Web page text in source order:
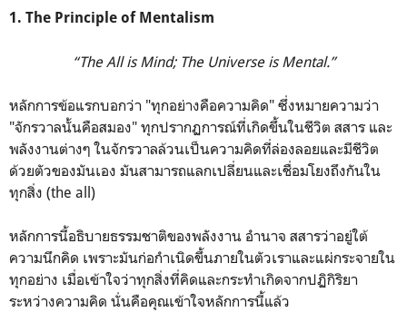
1. The Principle of Mentalism
“The All is Mind; The Universe is Mental.”
หลักการข้อแรกบอกว่า "ทุกอย่างคือความคิด" ซึ่งหมายความว่า
"จักรวาลนั้นคือสมอง" ทุกปรากฏการณ์ที่เกิดขึ้นในชีวิต สสาร และ
พลังงานต่างๆ ในจักรวาลล้วนเป็นความคิดที่ล่องลอยและมีชีวิต
ด้วยตัวของมันเอง มันสามารถแลกเปลี่ยนและเชื่อมโยงถึงกันใน
ทุกสิ่ง (the all)
หลักการนี้อธิบายธรรมชาติของพลังงาน อำนาจ สสารว่าอยู่ใต้
ความนึกคิด เพราะมันก่อกำเนิดขึ้นภายในตัวเราและแผ่กระจายใน
ทุกอย่าง เมื่อเข้าใจว่าทุกสิ่งที่คิดและกระทำเกิดจากปฏิกิริยา
ระหว่างความคิด นั่นคือคุณเข้าใจหลักการนี้แล้ว